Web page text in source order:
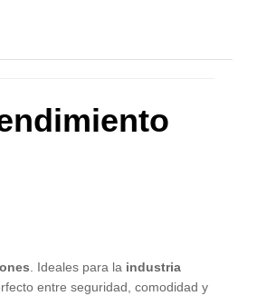
. Ideales para la industria
entre seguridad, comodidad y